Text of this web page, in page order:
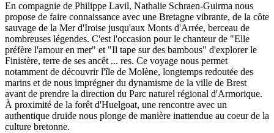
En compagnie de Philippe Lavil, Nathalie Schraen-Guirma nous
propose de faire connaissance avec une Bretagne vibrante, de la côte
sauvage de la Mer d'Iroise jusqu'aux Monts d'Arrée, berceau de
nombreuses légendes. C'est l'occasion pour le chanteur de "Elle
préfère l'amour en mer" et "Il tape sur des bambous" d'explorer le
Finistère, terre de ses ancêt ... res. Ce voyage nous permet
notamment de découvrir l'île de Molène, longtemps redoutée des
marins et de nous imprégner du dynamisme de la ville de Brest
avant de prendre la direction du Parc naturel régional d'Armorique.
À proximité de la forêt d'Huelgoat, une rencontre avec un
authentique druide nous plonge de manière inattendue au coeur de la
culture bretonne.